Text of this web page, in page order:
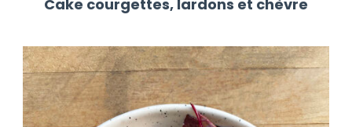
Cake courgettes, lardons et chèvre